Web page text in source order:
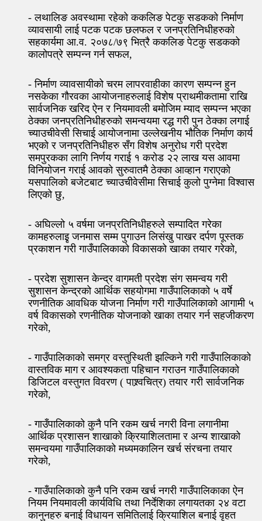
- लथालिङ अवस्थामा रहेको ककलिङ पेटकु सडकको निर्माण
व्यावसायी लाई पटक पटक छलफल र जनप्रतिनिधीहरुको
सहकार्यमा आ.व. २०७८/७९ भित्रै ककलिङ पेटकु सडकको
कालोपत्रे सम्पन्न गर्न सफल,
- निर्माण व्यावसायीको चरम लापरवाहीका कारण सम्पन्न हुन
नसकेका गौरवका आयोजनाहरुलाई विशेष प्राथमीकतामा राखि
सार्वजनिक खरिद ऐन र नियमावली बमोजिम म्याद सम्पन्न भएका
ठेक्का जनप्रतिनिधीहरुको समन्वयमा रद्ध गरी पुन ठेक्का लगाई
च्याउचीवेसी सिचाई आयोजनामा उल्लेखनीय भौतिक निर्माण कार्य
भएको र जनप्रतिनिधीहरु सँग विशेष अनुरोध गरी प्रदेश
समपुरकका लागि निर्णय गराई १ करोड २२ लाख यस आवमा
विनियोजन गराई आवको सुरुवातमै ठेक्का आव्हान गराएको
यसपालिको बजेटबाट च्याउचीवेसीमा सिचाई कुलो पुग्नेमा विश्वास
लिएको छु,
- अघिल्लो ५ वर्षमा जनप्रतिनिधीहरुले सम्पादित गरेका
कामहरुलाइृ जनमास सम्म पुगाउन लिसंखु पाखर दर्पण पूस्तक
प्रकाशन गरी गाउँपालिकाको विकासको खाका तयार गरेको,
- प्रदेश सुशासन केन्द्र वागमती प्रदेश संग समन्वय गरी
सुशासन केन्द्रको आर्थिक सहयोगमा गाउँपालिकाको ५ वर्षे
रणनीतिक आवधिक योजना निर्माण गरी गाउँपालिकाको आगामी ५
वर्ष विकासको रणनीतिक योजनाको खाका तयार गर्न सहजीकरण
गरेको,
- गाउँपालिकाको समग्र वस्तुस्थिती झल्किने गरी गाउँपालिकाको
वास्तविक माग र आवश्यकता पहिचान गराउन गाउँपालिकाको
डिजिटल वस्तुगत विवरण ( पाश्र्वचित्र) तयार गरी सार्वजनिक
गरेको,
- गाउँपालिकाको कुनै पनि रकम खर्च नगरी विना लगानीमा
आर्थिक प्रशासन शाखाको क्रियाशिलतामा र अन्य शाखाको
समन्वयमा गाउँपालिकाको मध्यमकालिन खर्च संरचना तयार
गरेको,
- गाउँपालिकाको कुनै पनि रकम खर्च नगरी गाउँपालिकाका ऐन
नियम नियमावली कार्यविधि तथा निर्देशिका लगायतका २४ वटा
कानुनहरु बनाई विधायन समितिलाई क्रियाशिल बनाई वृहत